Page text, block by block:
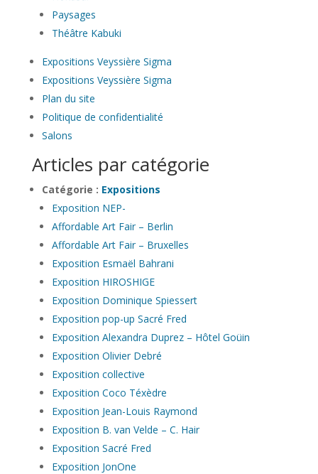
Paysages
Théâtre Kabuki
Expositions Veyssière Sigma
Expositions Veyssière Sigma
Plan du site
Politique de confidentialité
Salons
Articles par catégorie
Catégorie : Expositions
Exposition NEP-
Affordable Art Fair – Berlin
Affordable Art Fair – Bruxelles
Exposition Esmaël Bahrani
Exposition HIROSHIGE
Exposition Dominique Spiessert
Exposition pop-up Sacré Fred
Exposition Alexandra Duprez – Hôtel Goüin
Exposition Olivier Debré
Exposition collective
Exposition Coco Téxèdre
Exposition Jean-Louis Raymond
Exposition B. van Velde – C. Hair
Exposition Sacré Fred
Exposition JonOne